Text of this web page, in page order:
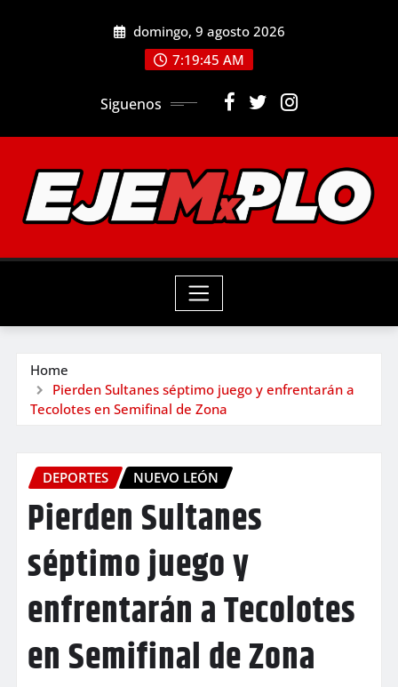
domingo, 9 agosto 2026
7:19:47 AM
Siguenos
Home
Pierden Sultanes séptimo juego y enfrentarán a
Tecolotes en Semifinal de Zona
DEPORTES NUEVO LEÓN
Pierden Sultanes
séptimo juego y
enfrentarán a Tecolotes
en Semifinal de Zona